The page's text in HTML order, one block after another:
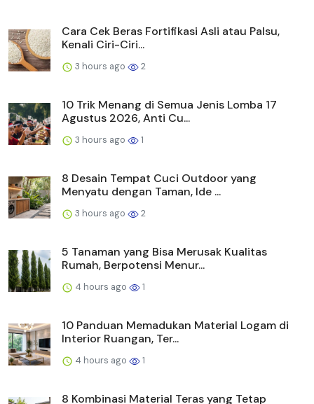
Cara Cek Beras Fortifikasi Asli atau Palsu,
Kenali Ciri-Ciri...
3 hours ago 2
10 Trik Menang di Semua Jenis Lomba 17
Agustus 2026, Anti Cu...
3 hours ago 1
8 Desain Tempat Cuci Outdoor yang
Menyatu dengan Taman, Ide ...
3 hours ago 2
5 Tanaman yang Bisa Merusak Kualitas
Rumah, Berpotensi Menur...
4 hours ago 1
10 Panduan Memadukan Material Logam di
Interior Ruangan, Ter...
4 hours ago 1
8 Kombinasi Material Teras yang Tetap